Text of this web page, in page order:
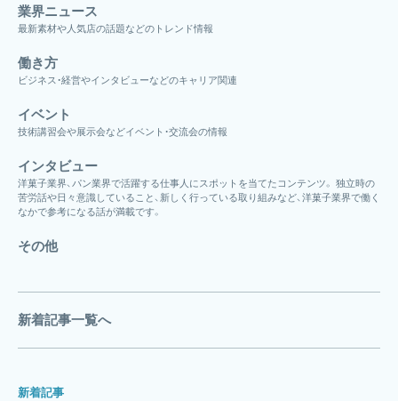
業界ニュース
最新素材や人気店の話題などのトレンド情報
働き方
ビジネス・経営やインタビューなどのキャリア関連
イベント
技術講習会や展示会などイベント・交流会の情報
インタビュー
洋菓子業界、パン業界で活躍する仕事人にスポットを当てたコンテンツ。 独立時の
苦労話や日々意識していること、新しく行っている取り組みなど、洋菓子業界で働く
なかで参考になる話が満載です。
その他
新着記事一覧へ
新着記事